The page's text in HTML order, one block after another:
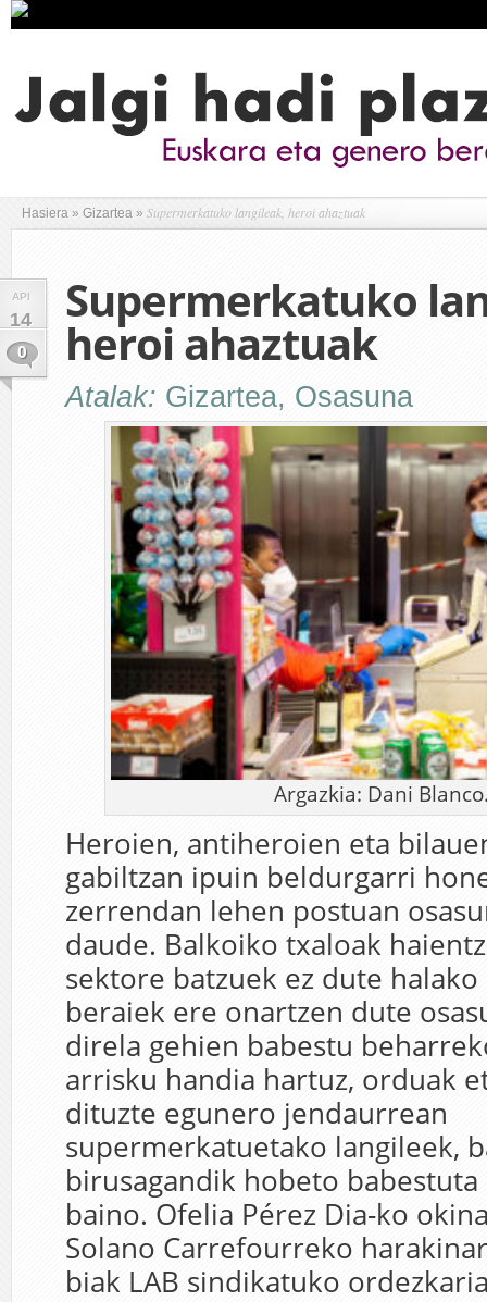
Hasiera » Gizartea » Supermerkatuko langileak, heroi ahaztuak
API
14
0
Supermerkatuko
heroi ahaztuak
Atalak: Gizartea, Osasuna
Argazkia: Dani
Heroien, antiheroien eta
gabiltzan ipuin beldurgarri
zerrendan lehen postuan
daude. Balkoiko txaloak
sektore batzuek ez dute
beraiek ere onartzen dute
direla gehien babestu
arrisku handia hartuz, orduak
dituzte egunero jendaurrean
supermerkatuetako langileek,
birusagandik hobeto
baino. Ofelia Pérez Dia-ko
Solano Carrefourreko
biak LAB sindikatuko